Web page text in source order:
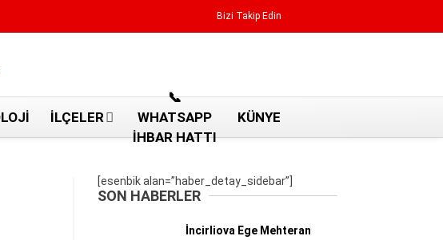
Bizi Takip Edin
İLÇELER
📞
WHATSAPP
İHBAR HATTI
KÜNYE
[esenbik alan=”haber_detay_sidebar”]
SON HABERLER
İncirliova Ege Mehteran